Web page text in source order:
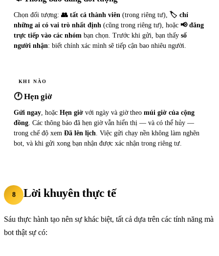
Chọn đối tượng: 👥 tất cả thành viên (trong riêng tư), 🏷 chỉ
những ai có vai trò nhất định (cũng trong riêng tư), hoặc 📢 đăng
trực tiếp vào các nhóm bạn chọn. Trước khi gửi, bạn thấy số
người nhận: biết chính xác mình sẽ tiếp cận bao nhiêu người.
KHI NÀO
🕐 Hẹn giờ
Gửi ngay , hoặc Hẹn giờ với ngày và giờ theo múi giờ của cộng
đồng . Các thông báo đã hẹn giờ vẫn hiển thị — và có thể hủy —
trong chế độ xem Đã lên lịch . Việc gửi chạy nền không làm nghẽn
bot, và khi gửi xong bạn nhận được xác nhận trong riêng tư.
8 Lời khuyên thực tế
Sáu thực hành tạo nên sự khác biệt, tất cả dựa trên các tính năng mà
bot thật sự có: